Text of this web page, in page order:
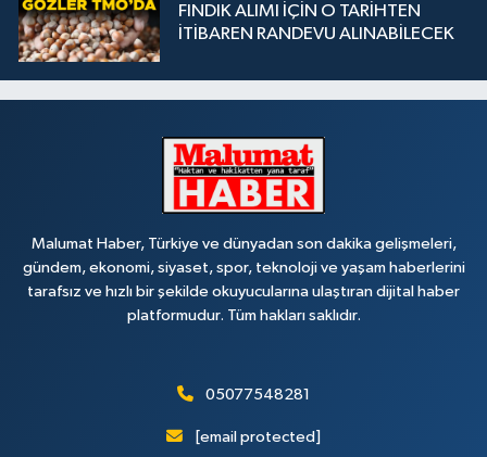
FINDIK ALIMI İÇİN O TARİHTEN
İTİBAREN RANDEVU ALINABİLECEK
Malumat Haber, Türkiye ve dünyadan son dakika gelişmeleri,
gündem, ekonomi, siyaset, spor, teknoloji ve yaşam haberlerini
tarafsız ve hızlı bir şekilde okuyucularına ulaştıran dijital haber
platformudur. Tüm hakları saklıdır.
05077548281
[email protected]